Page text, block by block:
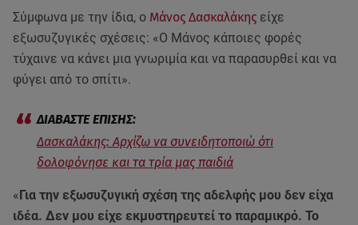
Σύμφωνα με την ίδια, ο Μάνος Δασκαλάκης είχε
εξωσυζυγικές σχέσεις: «Ο Μάνος κάποιες φορές
τύχαινε να κάνει μια γνωριμία και να παρασυρθεί και να
φύγει από το σπίτι».
Δασκαλάκης: Αρχίζω να συνειδητοποιώ ότι
δολοφόνησε και τα τρία μας παιδιά
«Για την εξωσυζυγική σχέση της αδελφής μου δεν είχα
ιδέα. Δεν μου είχε εκμυστηρευτεί το παραμικρό. Το